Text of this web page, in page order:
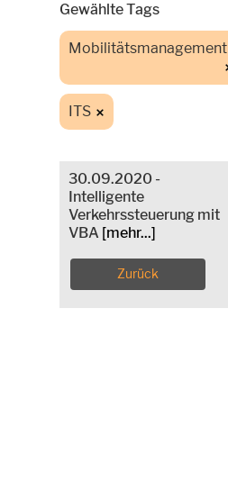
Gewählte Tags
Mobilitätsmanagement
ITS
30.09.2020 -
Intelligente
Verkehrssteuerung mit
VBA [mehr...]
Zurück